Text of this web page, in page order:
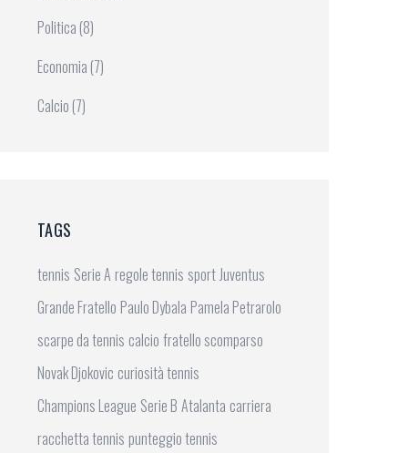
Politica (8)
Economia (7)
Calcio (7)
TAGS
tennis Serie A regole tennis sportJuventus
Grande Fratello Paulo Dybala Pamela Petrarolo
scarpe da tennis calcio fratello scomparso
Novak Djokovic curiosità tennis
Champions League Serie B Atalanta carriera
racchetta tennis punteggio tennis